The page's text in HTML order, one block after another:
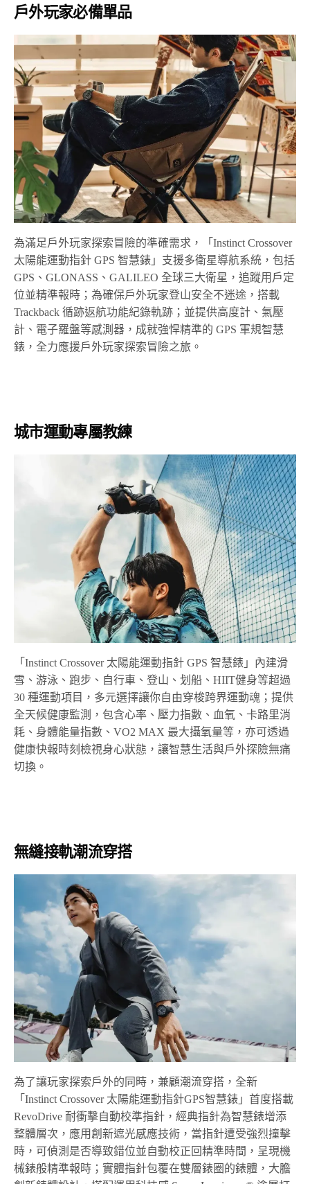
戶外玩家必備單品
為滿足戶外玩家探索冒險的準確需求，「 Instinct Crossover
太陽能運動指針GPS智慧錶 」支援多衛星導航系統，包括
GPS 、 GLONASS 、 GALILEO全球三大衛星，追蹤用戶定
位並精準報時；為確保戶外玩家登山安全不迷途，搭載
Trackback循跡返航功能紀錄軌跡；並提供高度計、氣壓
計、電子羅盤等感測器，成就強悍精準的 GPS 軍規智慧
錶，全力應援戶外玩家探索冒險之旅。
城市運動專屬教練
「 Instinct Crossover 太陽能運動指針GPS智慧錶 」內建滑
雪、游泳、跑步、自行車、登山、划船、 HIIT健身等超過
30 種運動項目，多元選擇讓你自由穿梭跨界運動魂；提供
全天候健康監測，包含心率、壓力指數、血氧、卡路里消
耗、身體能量指數、 VO2 MAX 最大攝氧量等，亦可透過
健康快報時刻檢視身心狀態，讓智慧生活與戶外探險無痛
切換。
無縫接軌潮流穿搭
為了讓玩家探索戶外的同時，兼顧潮流穿搭，全新
「 Instinct Crossover 太陽能運動指針GPS智慧錶 」首度搭載
RevoDrive 耐衝擊自動校準指針，經典指針為智慧錶增添
整體層次，應用創新遮光感應技術，當指針遭受強烈撞擊
時，可偵測是否導致錯位並自動校正回精準時間，呈現機
械錶般精準報時；實體指針包覆在雙層錶圈的錶體，大膽